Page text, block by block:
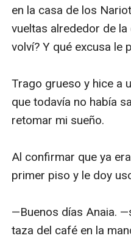
en la casa de los
vueltas alrededor de
volví? Y qué excusa le
Trago grueso y hice a
que todavía no había
retomar mi sueño.
Al confirmar que ya
primer piso y le doy
—Buenos días Anaia.
taza del café en la